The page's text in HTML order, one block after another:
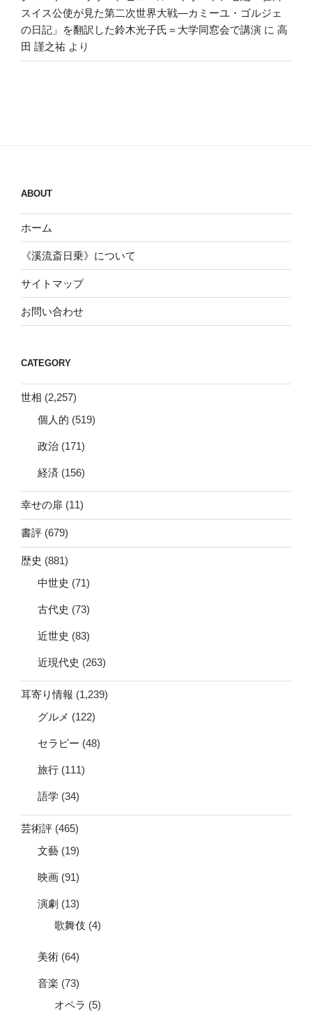
スイス公使が見た第二次世界大戦―カミーユ・ゴルジェ
の日記」を翻訳した鈴木光子氏＝大学同窓会で講演 に 高
田 謹之祐 より
ABOUT
ホーム
《溪流斎日乗》について
サイトマップ
お問い合わせ
CATEGORY
世相 (2,257)
個人的 (519)
政治 (171)
経済 (156)
幸せの扉 (11)
書評 (679)
歴史 (881)
中世史 (71)
古代史 (73)
近世史 (83)
近現代史 (263)
耳寄り情報 (1,239)
グルメ (122)
セラピー (48)
旅行 (111)
語学 (34)
芸術評 (465)
文藝 (19)
映画 (91)
演劇 (13)
歌舞伎 (4)
美術 (64)
音楽 (73)
オペラ (5)